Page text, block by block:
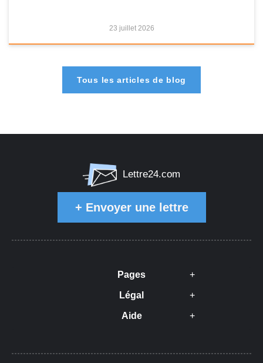
23 juillet 2026
Tous les articles de blog
Lettre24.com
+ Envoyer une lettre
Pages
Légal
Aide